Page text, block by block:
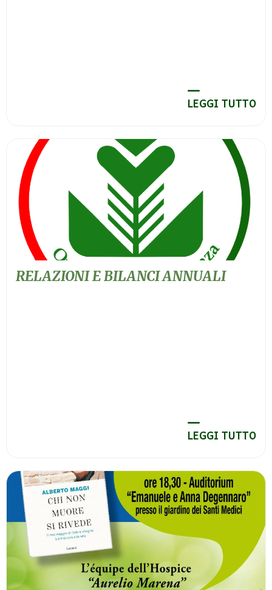
LEGGI TUTTO
RELAZIONI E BILANCI ANNUALI
LEGGI TUTTO